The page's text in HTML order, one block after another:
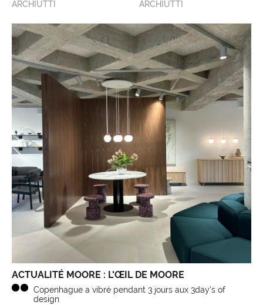
ARCHIUTTI ARCHIUTTI
ACTUALITÉ MOORE : L'ŒIL DE MOORE
Copenhague a vibré pendant 3 jours aux 3day's of
design